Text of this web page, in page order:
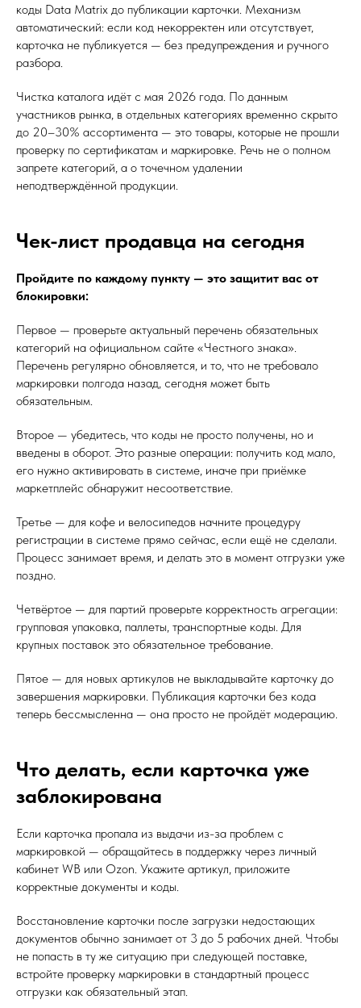
коды Data Matrix до публикации карточки. Механизм
автоматический: если код некорректен или отсутствует,
карточка не публикуется — без предупреждения и ручного
разбора.
Чистка каталога идёт с мая 2026 года. По данным
участников рынка, в отдельных категориях временно скрыто
до 20–30% ассортимента — это товары, которые не прошли
проверку по сертификатам и маркировке. Речь не о полном
запрете категорий, а о точечном удалении
неподтверждённой продукции.
Чек-лист продавца на сегодня
Пройдите по каждому пункту — это защитит вас от
блокировки:
Первое — проверьте актуальный перечень обязательных
категорий на официальном сайте «Честного знака».
Перечень регулярно обновляется, и то, что не требовало
маркировки полгода назад, сегодня может быть
обязательным.
Второе — убедитесь, что коды не просто получены, но и
введены в оборот. Это разные операции: получить код мало,
его нужно активировать в системе, иначе при приёмке
маркетплейс обнаружит несоответствие.
Третье — для кофе и велосипедов начните процедуру
регистрации в системе прямо сейчас, если ещё не сделали.
Процесс занимает время, и делать это в момент отгрузки уже
поздно.
Четвёртое — для партий проверьте корректность агрегации:
групповая упаковка, паллеты, транспортные коды. Для
крупных поставок это обязательное требование.
Пятое — для новых артикулов не выкладывайте карточку до
завершения маркировки. Публикация карточки без кода
теперь бессмысленна — она просто не пройдёт модерацию.
Что делать, если карточка уже
заблокирована
Если карточка пропала из выдачи из-за проблем с
маркировкой — обращайтесь в поддержку через личный
кабинет WB или Ozon. Укажите артикул, приложите
корректные документы и коды.
Восстановление карточки после загрузки недостающих
документов обычно занимает от 3 до 5 рабочих дней. Чтобы
не попасть в ту же ситуацию при следующей поставке,
встройте проверку маркировки в стандартный процесс
отгрузки как обязательный этап.